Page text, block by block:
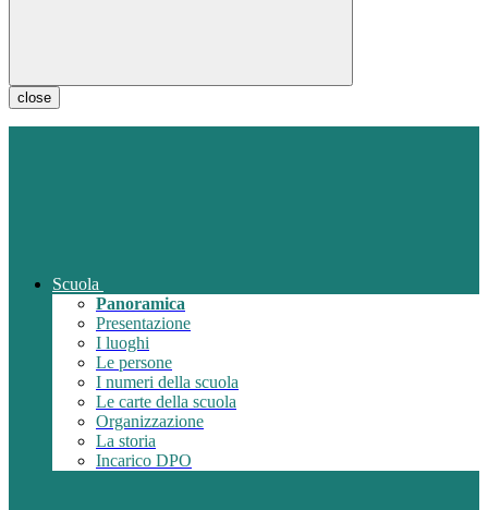
close
Scuola
Panoramica
Presentazione
I luoghi
Le persone
I numeri della scuola
Le carte della scuola
Organizzazione
La storia
Incarico DPO